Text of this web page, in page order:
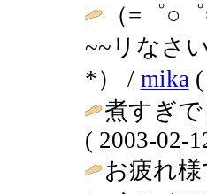
（=゜○
~~リなさ
*） / mika
煮すぎ
( 2003-02-
お疲れ